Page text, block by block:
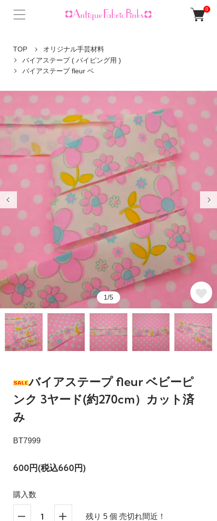
0
TOP
オリジナル手芸材料
バイアステープ ( パイピング用 )
バイアステープ fleur ベ
1/5
バイアステープ fleur ベビーピ
ンク 3ヤード(約270cm）カット済
み
BT7999
600円(税込660円)
購入数
残り 5 個 売切れ間近！